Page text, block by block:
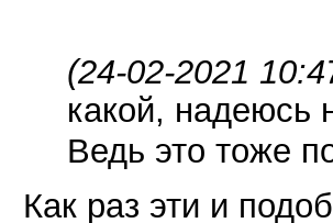
(24-02-2021
какой, надеюсь
Ведь это тоже
Как раз эти и